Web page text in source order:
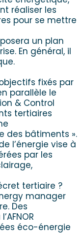
réaliser les
pour se mettre
un plan
En général, il
fixés par
parallèle le
& Control
tertiaires
des bâtiments ».
l’énergie vise à
par les
tertiaire ?
manager
Des
éco-énergie